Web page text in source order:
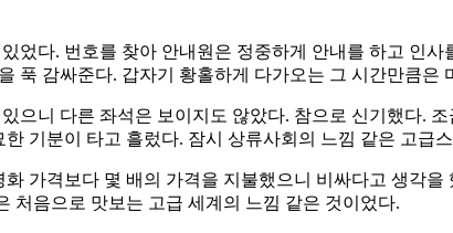
었다. 번호를 찾아 안내원은 정중하게 안내를 하고 인
푹 감싸준다. 갑자기 황홀하게 다가오는 그 시간만큼은
으니 다른 좌석은 보이지도 않았다. 참으로 신기했다.
기분이 타고 흘렀다. 잠시 상류사회의 느낌 같은 고급
가격보다 몇 배의 가격을 지불했으니 비싸다고 생각
처음으로 맛보는 고급 세계의 느낌 같은 것이었다.